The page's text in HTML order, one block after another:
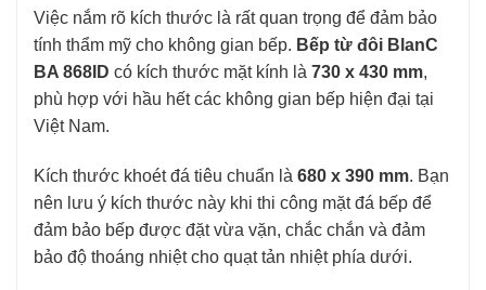
Việc nắm rõ kích thước là rất quan trọng để đảm bảo
tính thẩm mỹ cho không gian bếp. Bếp từ đôi BlanC
BA 868ID có kích thước mặt kính là 730 x 430 mm,
phù hợp với hầu hết các không gian bếp hiện đại tại
Việt Nam.
Kích thước khoét đá tiêu chuẩn là 680 x 390 mm. Bạn
nên lưu ý kích thước này khi thi công mặt đá bếp để
đảm bảo bếp được đặt vừa vặn, chắc chắn và đảm
bảo độ thoáng nhiệt cho quạt tản nhiệt phía dưới.